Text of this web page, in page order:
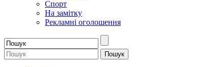
Спорт
На замітку
Рекламні оголошення